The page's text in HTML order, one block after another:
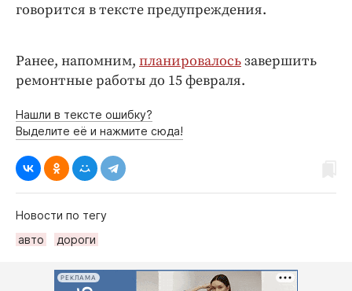
говорится в тексте предупреждения.
Ранее, напомним, планировалосьзавершить
ремонтные работы до 15 февраля.
Нашли в тексте ошибку?
Выделите её и нажмите сюда!
Новости по тегу
авто
дороги
РЕКЛАМА